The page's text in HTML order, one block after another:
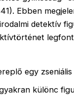
Ebben
detektív
egy
különc